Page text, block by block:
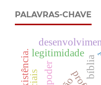
PALAVRAS-CHAVE
bíblia
existência.legitimidade